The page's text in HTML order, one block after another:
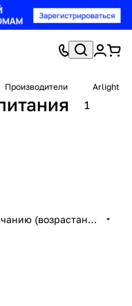
Производители Arlight
1
По умолчанию (возрастание)